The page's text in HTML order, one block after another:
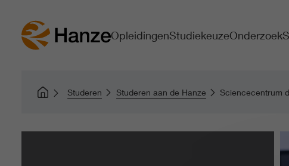
OpleidingenStudiekeuzeOnderzoek
Studeren Studeren aan de Hanze Sciencecentrum